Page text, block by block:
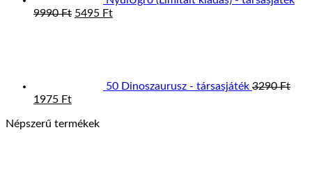
9990Ft Original
5495 FtCurrent
50 Dinoszaurusz - társasjáték 3290Ft
Original
was:
1975 FtCurrent
is:
Népszerű termékek